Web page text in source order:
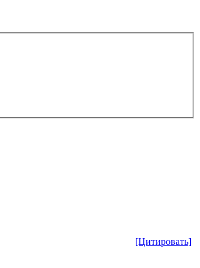
[Цитировать]